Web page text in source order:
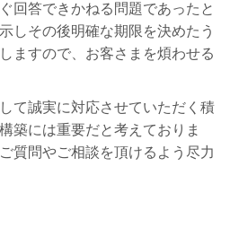
回答できかねる問題であったと
しその後明確な期限を決めたう
ますので、お客さまを煩わせる
て誠実に対応させていただく積
築には重要だと考えておりま
質問やご相談を頂けるよう尽力